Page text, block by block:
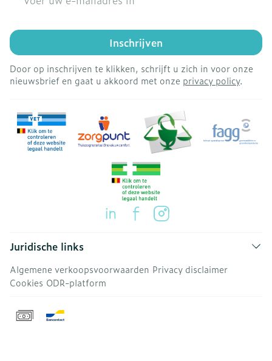
Inschrijven
Door op inschrijven te klikken, schrijft u zich in voor onze
nieuwsbrief en gaat u akkoord met onze privacy policy.
Juridische links
Algemene verkoopsvoorwaarden Privacy disclaimer
Cookies ODR-platform